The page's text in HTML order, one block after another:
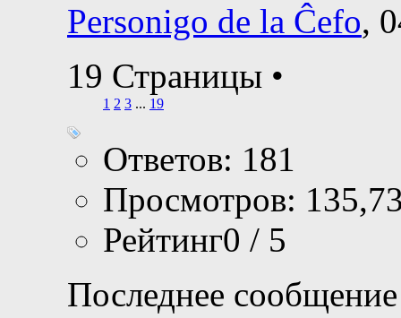
Personigo de la Ĉefo,
19 Страницы •
1 2 3 ... 19
Ответов: 181
Просмотров:
Рейтинг0 / 5
Последнее